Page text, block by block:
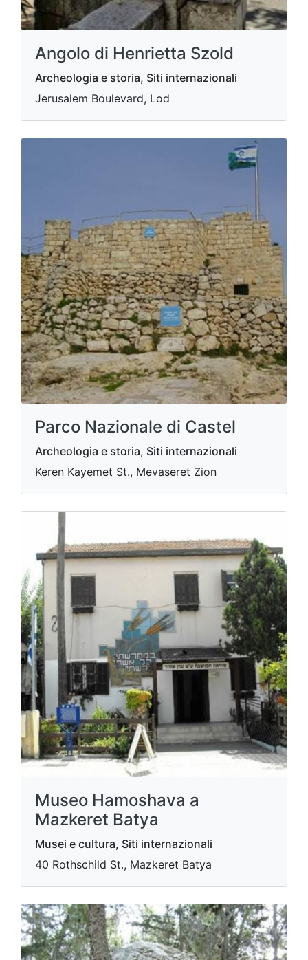
Angolo di Henrietta Szold
Archeologia e storia, Siti internazionali
Jerusalem Boulevard, Lod
Parco Nazionale di Castel
Archeologia e storia, Siti internazionali
Keren Kayemet St., Mevaseret Zion
Museo Hamoshava a
Mazkeret Batya
Musei e cultura, Siti internazionali
40 Rothschild St., Mazkeret Batya